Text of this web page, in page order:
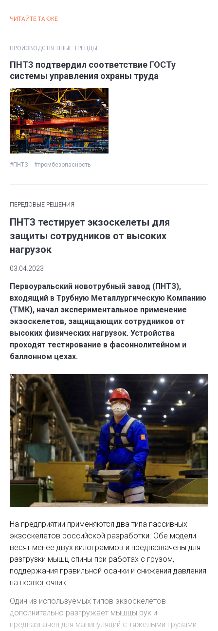
ЧИТАЙТЕ ТАКЖЕ
ПРОИЗВОДСТВЕННЫЕ ТРЕНДЫ
ПНТЗ подтвердил соответствие ГОСТу
системы управления охраны труда
#ПНТЗ #промбезопасность
ПЕРЕДОВЫЕ РЕШЕНИЯ
ПНТЗ тестирует экзоскелеты для
защиты сотрудников от высоких
нагрузок
03.04.2023
Первоуральский новотрубный завод (ПНТЗ),
входящий в Трубную Металлургическую Компанию
(ТМК), начал экспериментальное применение
экзоскелетов, защищающих сотрудников от
высоких физических нагрузок. Устройства
проходят тестирование в фасоннолитейном и
баллонном цехах.
На предприятии применяются два типа пассивных
экзоскелетов российской разработки. Обе модели
весят менее двух килограммов и предназначены для
разгрузки мышц спины при работах с грузом,
поддержания правильной осанки и снижения давления
на позвоночник.
Один из используемых типов экзоскелетов
дополнительно разгружает мышцы рук и
предназначен для манипуляций с тяжелыми грузами